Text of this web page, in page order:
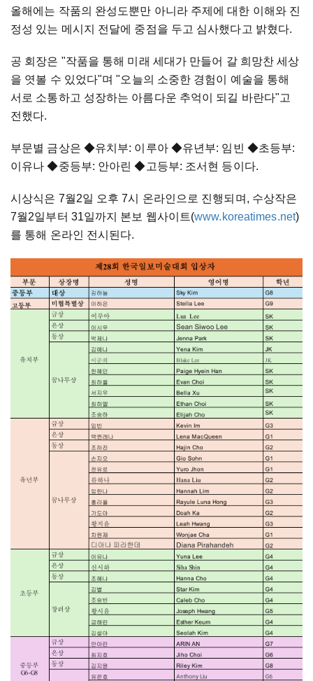
올해에는 작품의 완성도뿐만 아니라 주제에 대한 이해와 진
정성 있는 메시지 전달에 중점을 두고 심사했다고 밝혔다.
공 회장은 "작품을 통해 미래 세대가 만들어 갈 희망찬 세상
을 엿볼 수 있었다"며 "오늘의 소중한 경험이 예술을 통해
서로 소통하고 성장하는 아름다운 추억이 되길 바란다"고
전했다.
부문별 금상은 ◆유치부: 이루아 ◆유년부: 임빈 ◆초등부:
이유나 ◆중등부: 안아린 ◆고등부: 조서현 등이다.
시상식은 7월2일 오후 7시 온라인으로 진행되며, 수상작은
7월2일부터 31일까지 본보 웹사이트(www.koreatimes.net)
를 통해 온라인 전시된다.